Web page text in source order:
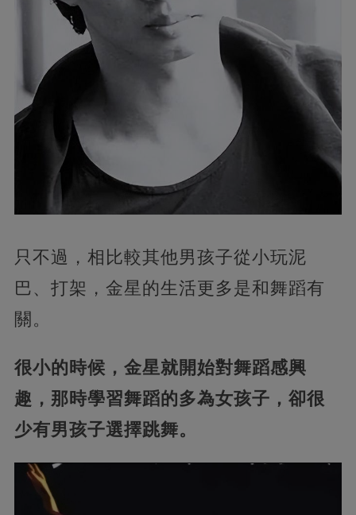
只不過，相比較其他男孩子從小玩泥
巴、打架，金星的生活更多是和舞蹈有
關。
很小的時候，金星就開始對舞蹈感興
趣，那時學習舞蹈的多為女孩子，卻很
少有男孩子選擇跳舞。